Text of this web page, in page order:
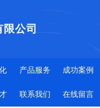
公司
产品服务 成功案例
联系我们 在线留言